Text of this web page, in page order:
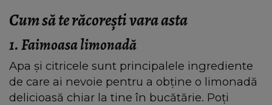
Cum să te răcorești vara asta
1.Faimoasa limonadă
Apa și citricele sunt principalele ingrediente
de care ai nevoie pentru a obține o limonadă
delicioasă chiar la tine în bucătărie. Poți